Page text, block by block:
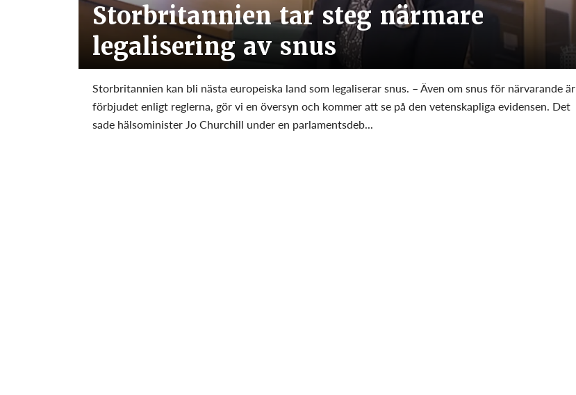
Storbritannien tar steg närmare
legalisering av snus
Storbritannien kan bli nästa europeiska land som legaliserar snus. – Även om snus för närvarande är
förbjudet enligt reglerna, gör vi en översyn och kommer att se på den vetenskapliga evidensen. Det
sade hälsominister Jo Churchill under en parlamentsdeb...